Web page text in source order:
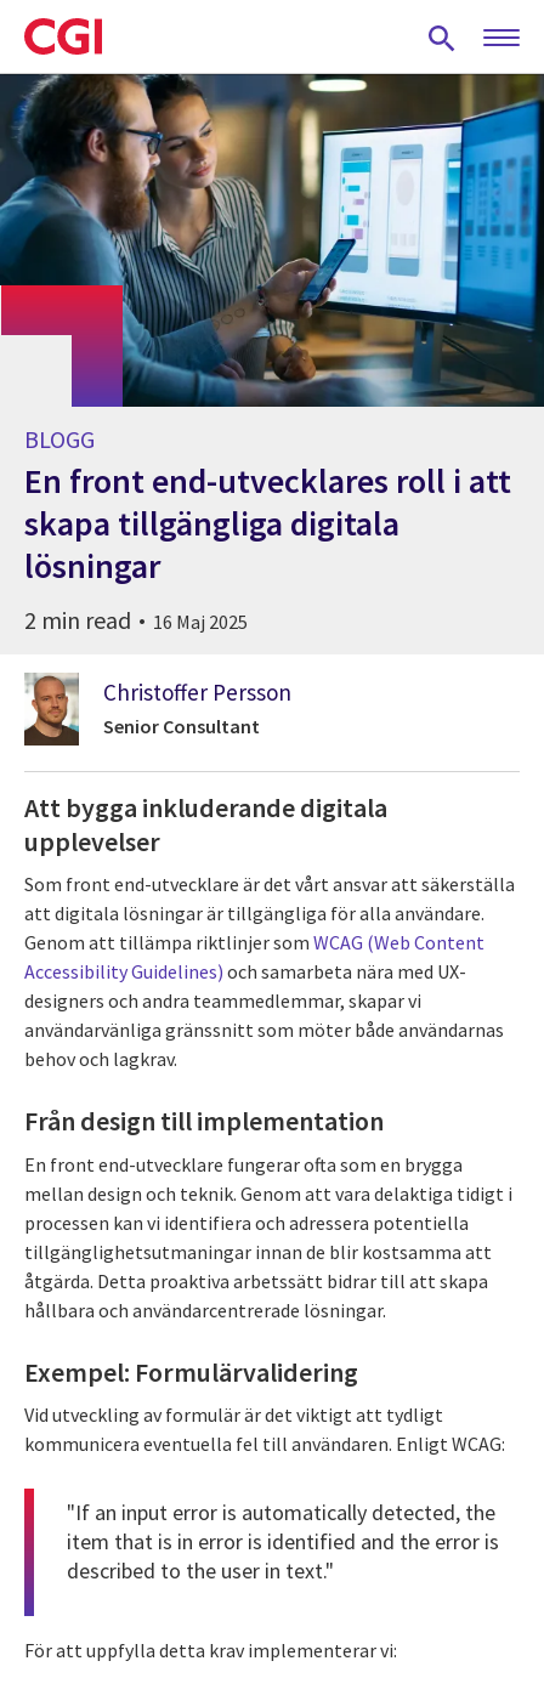
Skip
to
main
content
BLOGG
En front end-utvecklares roll i att
skapa tillgängliga digitala
lösningar
2 min read 16 Maj 2025
Christoffer Persson
Senior Consultant
Att bygga inkluderande digitala
upplevelser
Som front end-utvecklare är det vårt ansvar att säkerställa
att digitala lösningar är tillgängliga för alla användare.
Genom att tillämpa riktlinjer som WCAG (Web Content
Accessibility Guidelines) och samarbeta nära med UX-
designers och andra teammedlemmar, skapar vi
användarvänliga gränssnitt som möter både användarnas
behov och lagkrav.
Från design till implementation
En front end-utvecklare fungerar ofta som en brygga
mellan design och teknik. Genom att vara delaktiga tidigt i
processen kan vi identifiera och adressera potentiella
tillgänglighetsutmaningar innan de blir kostsamma att
åtgärda. Detta proaktiva arbetssätt bidrar till att skapa
hållbara och användarcentrerade lösningar.
Exempel: Formulärvalidering
Vid utveckling av formulär är det viktigt att tydligt
kommunicera eventuella fel till användaren. Enligt WCAG:
"If an input error is automatically detected, the
item that is in error is identified and the error is
described to the user in text."
För att uppfylla detta krav implementerar vi: